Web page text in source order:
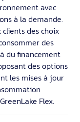
avec
à la demande.
des choix
des
du financement
des options
les mises à jour
Flex.